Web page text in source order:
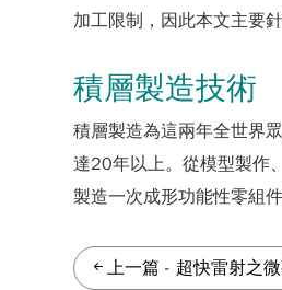
加工限制，因此本文主要
積層製造技術
積層製造為這兩年全世界
達20年以上。從模型製作
製造一次成形功能性零組件
上一篇 - 超快雷射之